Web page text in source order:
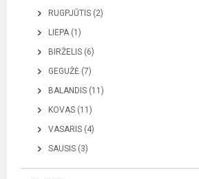
RUGPJŪTIS (2)
LIEPA (1)
BIRŽELIS (6)
GEGUŽĖ (7)
BALANDIS (11)
KOVAS (11)
VASARIS (4)
SAUSIS (3)